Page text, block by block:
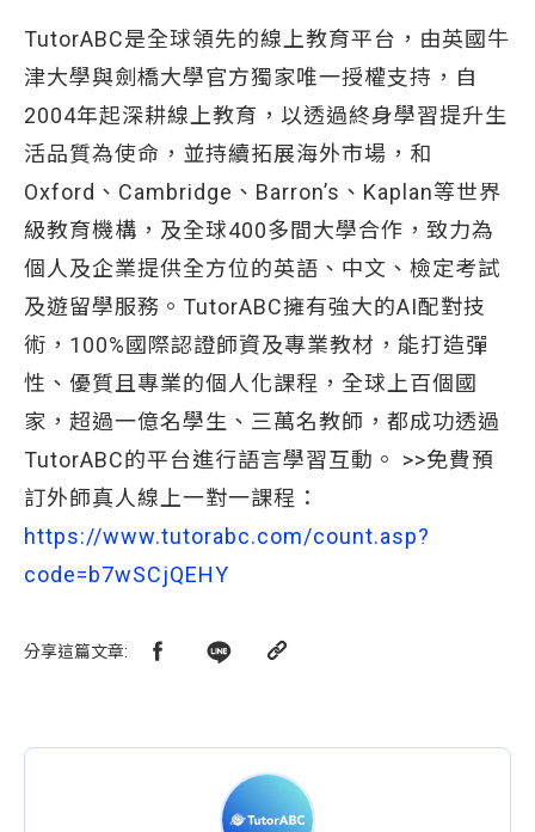
TutorABC是全球領先的線上教育平台，由英國牛
津大學與劍橋大學官方獨家唯一授權支持，自
2004年起深耕線上教育，以透過終身學習提升生
活品質為使命，並持續拓展海外市場，和
Oxford、Cambridge、Barron’s、Kaplan等世界
級教育機構，及全球400多間大學合作，致力為
個人及企業提供全方位的英語、中文、檢定考試
及遊留學服務。TutorABC擁有強大的AI配對技
術，100%國際認證師資及專業教材，能打造彈
性、優質且專業的個人化課程，全球上百個國
家，超過一億名學生、三萬名教師，都成功透過
TutorABC的平台進行語言學習互動。 >>免費預
訂外師真人線上一對一課程：
https://www.tutorabc.com/count.asp?
code=b7wSCjQEHY
分享這篇文章: